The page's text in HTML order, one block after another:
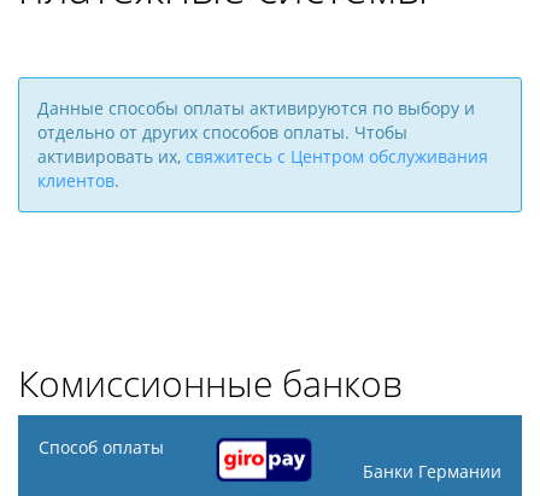
Данные способы оплаты активируются по выбору и
отдельно от других способов оплаты. Чтобы
активировать их, свяжитесь с Центром обслуживания
клиентов.
Комиссионные банков
Способ
Банки Германии